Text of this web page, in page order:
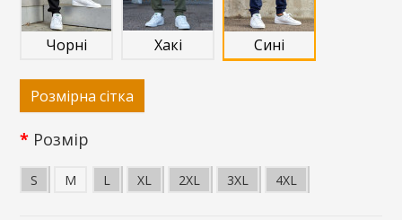
Чорні Хакі Сині
Розмірна сітка
Розмір
S M L XL 2XL 3XL 4XL